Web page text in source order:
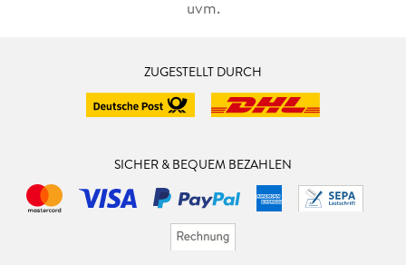
uvm.
ZUGESTELLT DURCH
SICHER & BEQUEM BEZAHLEN